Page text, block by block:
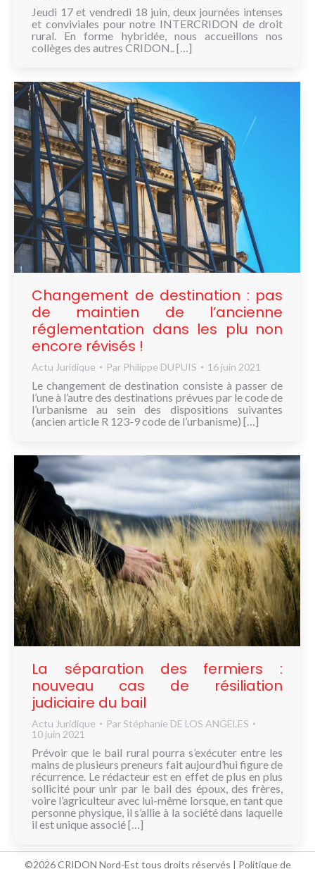
Jeudi 17 et vendredi 18 juin, deux journées intenses
et conviviales pour notre INTERCRIDON de droit
rural. En forme hybridée, nous accueillons nos
collèges des autres CRIDON.. […]
Changement de destination : pas
de maintien de l’ancienne
réglementation dans les plu non
encore révisés !
Actu Juridique Par Philippe DUPUIS 16 juin 2021
Le changement de destination consiste à passer de
l’une à l’autre des destinations prévues par le code de
l’urbanisme au sein des dispositions suivantes
(ancien article R 123-9 code de l’urbanisme) […]
La séparation des fermiers :
nouveau cas de résiliation
judiciaire du bail
Actu Juridique ParStéphanie DE LOS ANGELES
10 juin 2021
Prévoir que le bail rural pourra s’exécuter entre les
mains de plusieurs preneurs fait aujourd’hui figure de
récurrence. Le rédacteur est en effet de plus en plus
sollicité pour unir par le bail des époux, des frères,
voire l’agriculteur avec lui-même lorsque, en tant que
personne physique, il s’allie à la société dans laquelle
il est unique associé […]
©2026 CRIDON Nord-Est tous droits réservés | Politique de